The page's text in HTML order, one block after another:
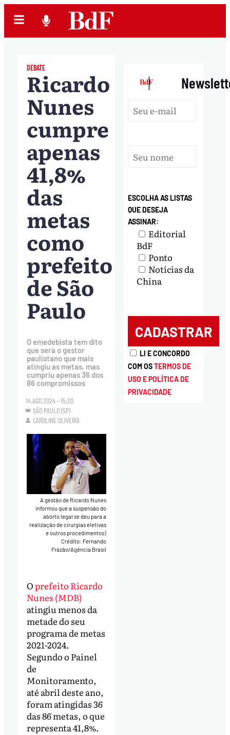
DEBATE
Ricardo
Nunes
cumpre
apenas
41,8%
das
metas
como
prefeito
de São
Paulo
O emedebista tem dito
que será o gestor
paulistano que mais
atingiu as metas, mas
cumpriu apenas 36 dos
86 compromissos
14.AGO.2024 - 15:20
SÃO PAULO (SP)
CAROLINE OLIVEIRA
A gestão de Ricardo Nunes
informou que a suspensão do
aborto legal se deu para a
realização de cirurgias eletivas
e outros procedimentos|
Crédito: Fernando
Frazão/Agência Brasil
Oprefeito Ricardo
Nunes (MDB)
atingiu menos da
metade do seu
programa de metas
2021-2024.
Segundo o Painel
de
Monitoramento,
até abril deste ano,
foram atingidas 36
das 86 metas, o que
representa 41,8%.
|
ESCOLHA AS LISTAS
QUE DESEJA
ASSINAR:
Editorial
BdF
Ponto
Notícias da
China
LI E CONCORDO
COM OSTERMOS DE
USO E POLÍTICA DE
PRIVACIDADE